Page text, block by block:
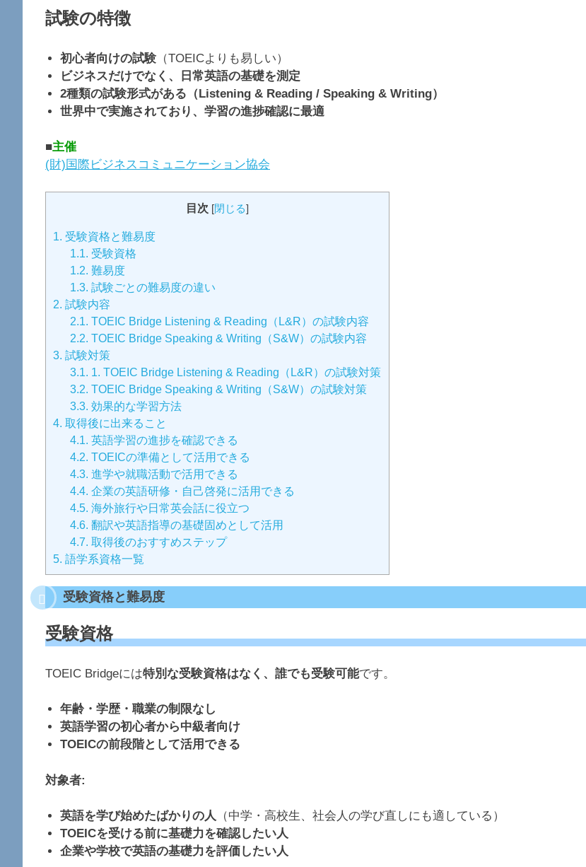
試験の特徴
初心者向けの試験 （TOEICよりも易しい）
ビジネスだけでなく、日常英語の基礎を測定
2種類の試験形式がある（Listening & Reading / Speaking & Writing）
世界中で実施されており、学習の進捗確認に最適
■主催
(財)国際ビジネスコミュニケーション協会
目次 [閉じる]
1. 受験資格と難易度
1.1. 受験資格
1.2. 難易度
1.3. 試験ごとの難易度の違い
2. 試験内容
2.1. TOEIC Bridge Listening & Reading（L&R）の試験内容
2.2. TOEIC Bridge Speaking & Writing（S&W）の試験内容
3. 試験対策
3.1. 1. TOEIC Bridge Listening & Reading（L&R）の試験対策
3.2. TOEIC Bridge Speaking & Writing（S&W）の試験対策
3.3. 効果的な学習方法
4. 取得後に出来ること
4.1. 英語学習の進捗を確認できる
4.2. TOEICの準備として活用できる
4.3. 進学や就職活動で活用できる
4.4. 企業の英語研修・自己啓発に活用できる
4.5. 海外旅行や日常英会話に役立つ
4.6. 翻訳や英語指導の基礎固めとして活用
4.7. 取得後のおすすめステップ
5. 語学系資格一覧
受験資格と難易度
受験資格
TOEIC Bridgeには特別な受験資格はなく、誰でも受験可能です。
年齢・学歴・職業の制限なし
英語学習の初心者から中級者向け
TOEICの前段階として活用できる
対象者:
英語を学び始めたばかりの人 （中学・高校生、社会人の学び直しにも適している）
TOEICを受ける前に基礎力を確認したい人
企業や学校で英語の基礎力を評価したい人